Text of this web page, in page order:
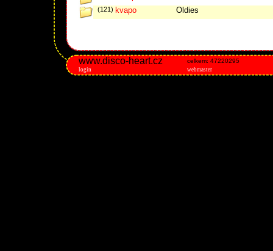
(121) kvapo Oldies
www.disco-heart.cz celkem: 47220295
login webmaster